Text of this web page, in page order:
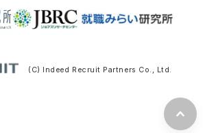
(C) Indeed Recruit Partners Co., Ltd.